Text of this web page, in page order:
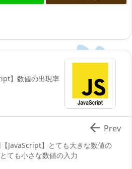
】数値の出現率
JavaScript】とても大きな数値の
ても小さな数値の入力
 Prev